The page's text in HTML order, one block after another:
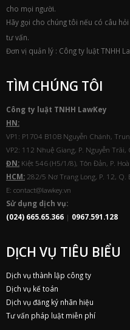
cho mọi người.
Hãy gọi cho chúng tôi nếu có câu
tư vấn.
Đơn vị quản lý : Công ty luật TNHH
TÌM CHÚNG TÔI
Công ty luật TNHH LawKey
HN:
VP1: P1704 B10B Nguyễn Chánh,
VP2: 112 Nhuệ Giang, P. Nguyễn Trãi,
ĐN: Kiệt 546 (H5/1/8), Tôn Đản, P.
HCM: 282/5 Nơ Trang Long, P. 12, Q.
E: contact@lawkey.vn
Sử dụng dịch vụ:
(024) 665.65.366 | 0967.591.128
DỊCH VỤ TIÊU BIỂU
Dịch vụ thành lập công ty
Dịch vụ kế toán
Dịch vụ đăng ký nhãn hiệu
Tư vấn pháp luật miễn phí